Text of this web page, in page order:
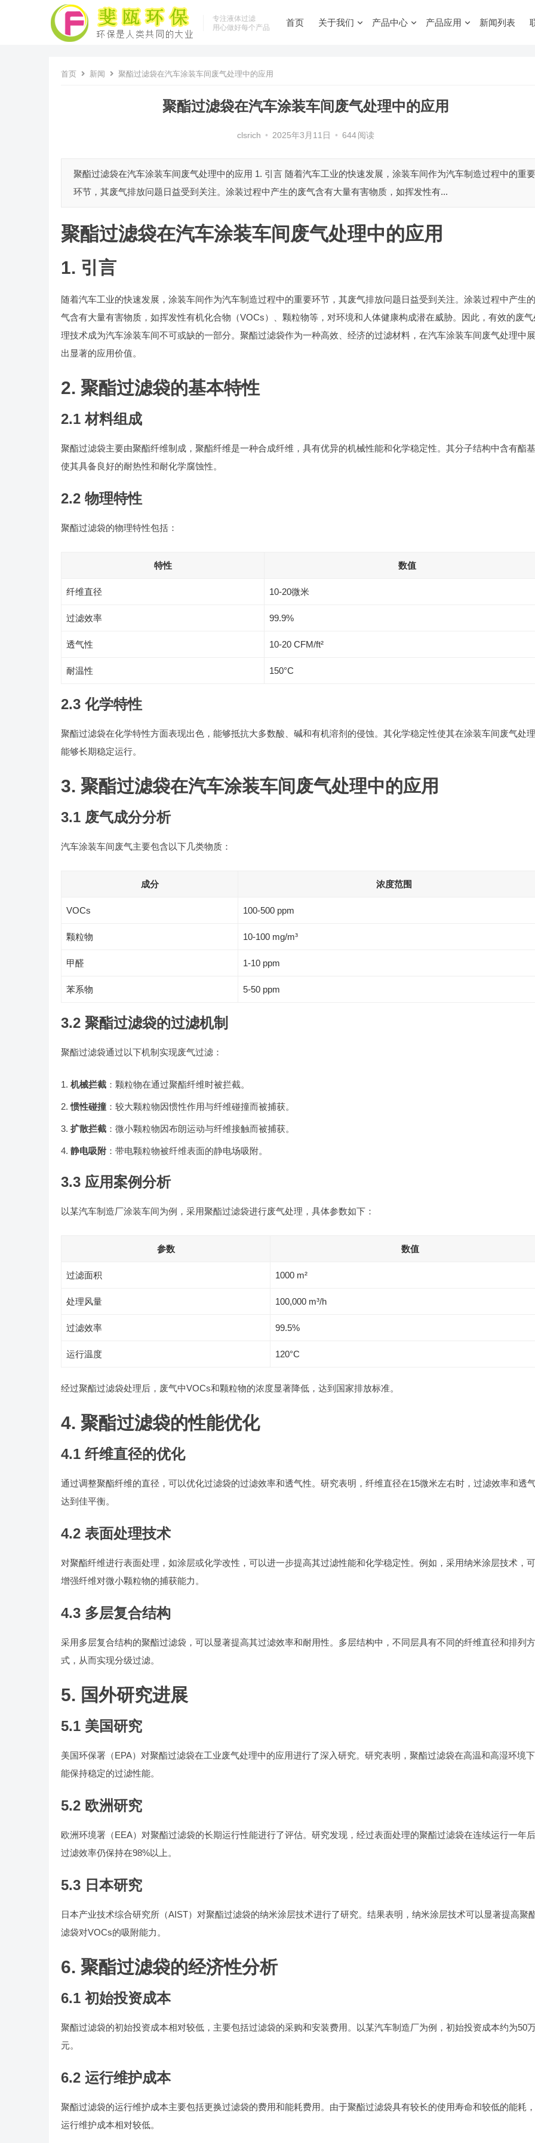
专注液体过滤
用心做好每个产品
首页 关于我们 产品中心 产品应用 新闻列表
首页 新闻 聚酯过滤袋在汽车涂装车间废气处理中的应用
聚酯过滤袋在汽车涂装车间废气处理中的应用
clsrich • 2025年3月11日 • 644 阅读
聚酯过滤袋在汽车涂装车间废气处理中的应用 1. 引言 随着汽车工业的快速发展，涂装车间作为汽车制造过程中的重要
环节，其废气排放问题日益受到关注。涂装过程中产生的废气含有大量有害物质，如挥发性有...
聚酯过滤袋在汽车涂装车间废气处理中的应用
1. 引言
随着汽车工业的快速发展，涂装车间作为汽车制造过程中的重要环节，其废气排放问题日益受到关注。涂装过程中产生
气含有大量有害物质，如挥发性有机化合物（VOCs）、颗粒物等，对环境和人体健康构成潜在威胁。因此，有效的废气
理技术成为汽车涂装车间不可或缺的一部分。聚酯过滤袋作为一种高效、经济的过滤材料，在汽车涂装车间废气处理中
出显著的应用价值。
2. 聚酯过滤袋的基本特性
2.1 材料组成
聚酯过滤袋主要由聚酯纤维制成，聚酯纤维是一种合成纤维，具有优异的机械性能和化学稳定性。其分子结构中含有酯基
使其具备良好的耐热性和耐化学腐蚀性。
2.2 物理特性
聚酯过滤袋的物理特性包括：
特性 数值
纤维直径 10-20微米
过滤效率 99.9%
透气性 10-20 CFM/ft²
耐温性 150°C
2.3 化学特性
聚酯过滤袋在化学特性方面表现出色，能够抵抗大多数酸、碱和有机溶剂的侵蚀。其化学稳定性使其在涂装车间废气处
能够长期稳定运行。
3. 聚酯过滤袋在汽车涂装车间废气处理中的应用
3.1 废气成分分析
汽车涂装车间废气主要包含以下几类物质：
成分 浓度范围
VOCs 100-500 ppm
颗粒物 10-100 mg/m³
甲醛 1-10 ppm
苯系物 5-50 ppm
3.2 聚酯过滤袋的过滤机制
聚酯过滤袋通过以下机制实现废气过滤：
机械拦截 ：颗粒物在通过聚酯纤维时被拦截。
惯性碰撞 ：较大颗粒物因惯性作用与纤维碰撞而被捕获。
扩散拦截 ：微小颗粒物因布朗运动与纤维接触而被捕获。
静电吸附 ：带电颗粒物被纤维表面的静电场吸附。
3.3 应用案例分析
以某汽车制造厂涂装车间为例，采用聚酯过滤袋进行废气处理，具体参数如下：
参数 数值
过滤面积 1000 m²
处理风量 100,000 m³/h
过滤效率 99.5%
运行温度 120°C
经过聚酯过滤袋处理后，废气中VOCs和颗粒物的浓度显著降低，达到国家排放标准。
4. 聚酯过滤袋的性能优化
4.1 纤维直径的优化
通过调整聚酯纤维的直径，可以优化过滤袋的过滤效率和透气性。研究表明，纤维直径在15微米左右时，过滤效率和透
达到佳平衡。
4.2 表面处理技术
对聚酯纤维进行表面处理，如涂层或化学改性，可以进一步提高其过滤性能和化学稳定性。例如，采用纳米涂层技术，
增强纤维对微小颗粒物的捕获能力。
4.3 多层复合结构
采用多层复合结构的聚酯过滤袋，可以显著提高其过滤效率和耐用性。多层结构中，不同层具有不同的纤维直径和排列方
式，从而实现分级过滤。
5. 国外研究进展
5.1 美国研究
美国环保署（EPA）对聚酯过滤袋在工业废气处理中的应用进行了深入研究。研究表明，聚酯过滤袋在高温和高湿环境
能保持稳定的过滤性能。
5.2 欧洲研究
欧洲环境署（EEA）对聚酯过滤袋的长期运行性能进行了评估。研究发现，经过表面处理的聚酯过滤袋在连续运行一年后
过滤效率仍保持在98%以上。
5.3 日本研究
日本产业技术综合研究所（AIST）对聚酯过滤袋的纳米涂层技术进行了研究。结果表明，纳米涂层技术可以显著提高聚
滤袋对VOCs的吸附能力。
6. 聚酯过滤袋的经济性分析
6.1 初始投资成本
聚酯过滤袋的初始投资成本相对较低，主要包括过滤袋的采购和安装费用。以某汽车制造厂为例，初始投资成本约为50
元。
6.2 运行维护成本
聚酯过滤袋的运行维护成本主要包括更换过滤袋的费用和能耗费用。由于聚酯过滤袋具有较长的使用寿命和较低的能耗
运行维护成本相对较低。